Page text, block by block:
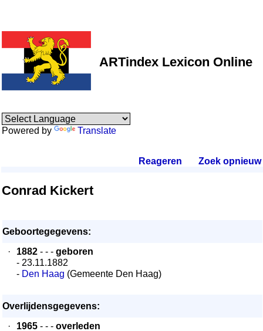
ARTindex Lexicon Online
Powered by Translate
Reageren Zoek opnieuw.
Conrad Kickert
Geboortegegevens:
·
1882 - - - geboren
- 23.11.1882
- Den Haag (Gemeente Den Haag)
Overlijdensgegevens:
·
1965 - - - overleden